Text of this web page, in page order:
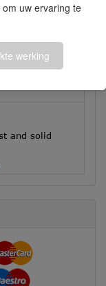
uw ervaring te
werking
and solid